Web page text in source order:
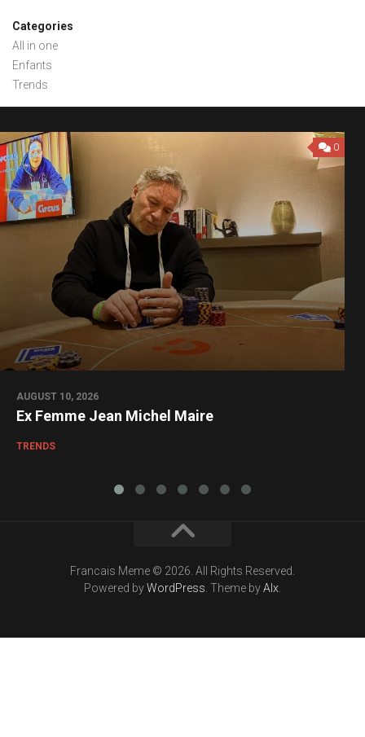
Categories
All in one
Enfants
Trends
0
AUGUST 10, 2026
Ex Femme Jean Michel Maire
TRENDS
Francais Meme © 2026. All Rights Reserved.
Powered byWordPress . Theme byAlx